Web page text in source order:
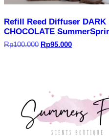
Refill Reed Diffuser DARK
CHOCOLATE
Rp100.000 Harga
Rp95.000Harga